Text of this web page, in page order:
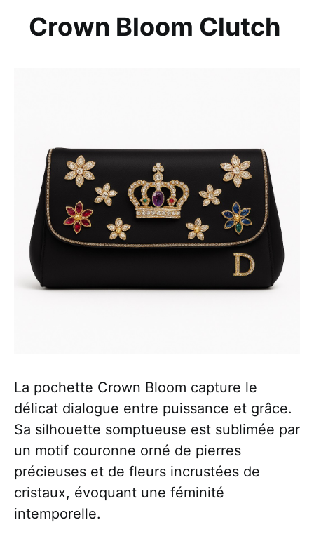
Crown Bloom Clutch
La pochette Crown Bloom capture le
délicat dialogue entre puissance et grâce.
Sa silhouette somptueuse est sublimée par
un motif couronne orné de pierres
précieuses et de fleurs incrustées de
cristaux, évoquant une féminité
intemporelle.